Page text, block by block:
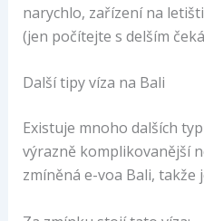
narychlo, zařízení na
(jen počítejte s delším
Další tipy víza na Bali
Existuje mnoho dalších
výrazně komplikovanější
zmíněná e-voa Bali, takže